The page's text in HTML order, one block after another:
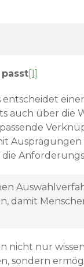
[1]
auch über die
damit
nur
sondern